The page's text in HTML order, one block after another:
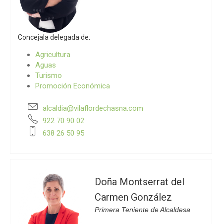
Concejala delegada de:
Agricultura
Aguas
Turismo
Promoción Económica
alcaldia@vilaflordechasna.com
922 70 90 02
638 26 50 95
Doña Montserrat del
Carmen González
Primera Teniente de Alcaldesa